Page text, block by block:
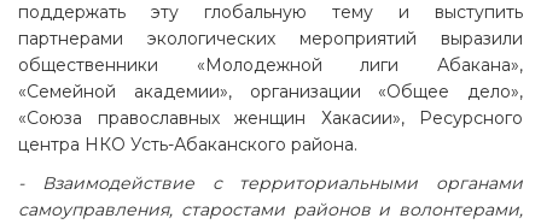
поддержать эту глобальную тему и выступить
партнерами экологических мероприятий выразили
общественники «Молодежной лиги Абакана»,
«Семейной академии», организации «Общее дело»,
«Союза православных женщин Хакасии», Ресурсного
центра НКО Усть-Абаканского района.
- Взаимодействие с территориальными органами
самоуправления, старостами районов и волонтерами,